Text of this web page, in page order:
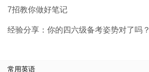
7招教你做好笔记
经验分享：你的四六级备考姿势对了吗？
常用英语